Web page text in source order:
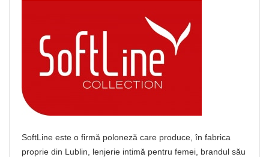
SoftLine este o firmă poloneză care produce, în fabrica
proprie din Lublin, lenjerie intimă pentru femei, brandul său